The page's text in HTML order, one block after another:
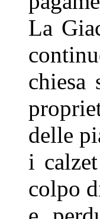
La
chiesa
delle
i
colpo